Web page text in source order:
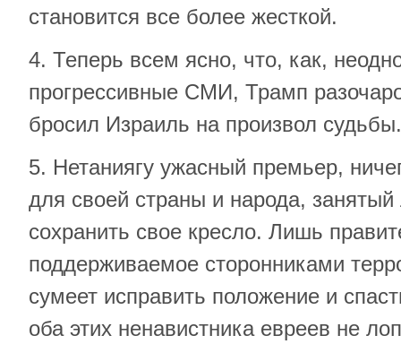
становится все более жесткой.
4. Теперь всем ясно, что, как,
прогрессивные СМИ, Трамп
бросил Израиль на произвол судьбы.
5. Нетаниягу ужасный премьер,
для своей страны и народа,
сохранить свое кресло. Лишь
поддерживаемое сторонниками
сумеет исправить положение и
оба этих ненавистника евреев не